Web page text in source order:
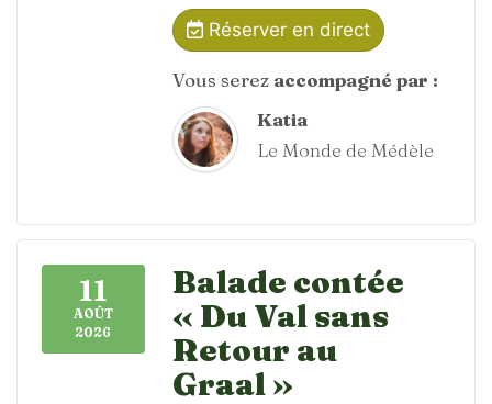
Réserver en direct
Vous serez accompagné par :
Katia
Le Monde de Médèle
11
AOÛT
2026
Balade contée
« Du Val sans
Retour au
Graal »